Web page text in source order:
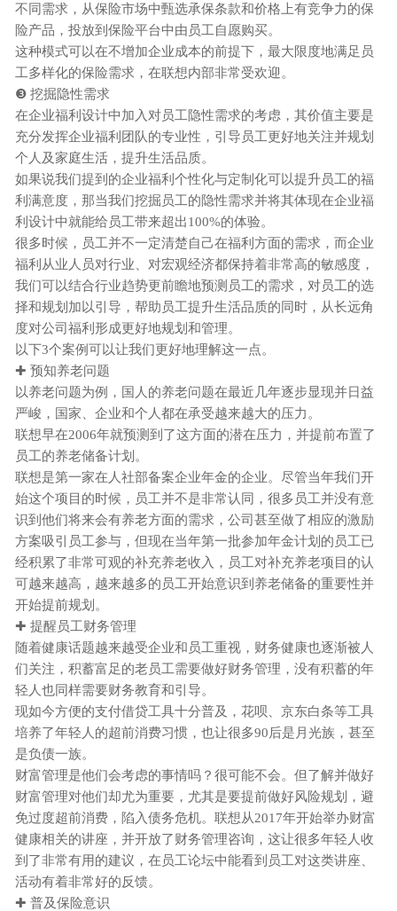
不同需求，从保险市场中甄选承保条款和价格上有竞争力的保
险产品，投放到保险平台中由员工自愿购买。
这种模式可以在不增加企业成本的前提下，最大限度地满足员
工多样化的保险需求，在联想内部非常受欢迎。
❸ 挖掘隐性需求
在企业福利设计中加入对员工隐性需求的考虑，其价值主要是
充分发挥企业福利团队的专业性，引导员工更好地关注并规划
个人及家庭生活，提升生活品质。
如果说我们提到的企业福利个性化与定制化可以提升员工的福
利满意度，那当我们挖掘员工的隐性需求并将其体现在企业福
利设计中就能给员工带来超出100%的体验。
很多时候，员工并不一定清楚自己在福利方面的需求，而企业
福利从业人员对行业、对宏观经济都保持着非常高的敏感度，
我们可以结合行业趋势更前瞻地预测员工的需求，对员工的选
择和规划加以引导，帮助员工提升生活品质的同时，从长远角
度对公司福利形成更好地规划和管理。
以下3个案例可以让我们更好地理解这一点。
✚ 预知养老问题
以养老问题为例，国人的养老问题在最近几年逐步显现并日益
严峻，国家、企业和个人都在承受越来越大的压力。
联想早在2006年就预测到了这方面的潜在压力，并提前布置了
员工的养老储备计划。
联想是第一家在人社部备案企业年金的企业。尽管当年我们开
始这个项目的时候，员工并不是非常认同，很多员工并没有意
识到他们将来会有养老方面的需求，公司甚至做了相应的激励
方案吸引员工参与，但现在当年第一批参加年金计划的员工已
经积累了非常可观的补充养老收入，员工对补充养老项目的认
可越来越高，越来越多的员工开始意识到养老储备的重要性并
开始提前规划。
✚ 提醒员工财务管理
随着健康话题越来越受企业和员工重视，财务健康也逐渐被人
们关注，积蓄富足的老员工需要做好财务管理，没有积蓄的年
轻人也同样需要财务教育和引导。
现如今方便的支付借贷工具十分普及，花呗、京东白条等工具
培养了年轻人的超前消费习惯，也让很多90后是月光族，甚至
是负债一族。
财富管理是他们会考虑的事情吗？很可能不会。但了解并做好
财富管理对他们却尤为重要，尤其是要提前做好风险规划，避
免过度超前消费，陷入债务危机。联想从2017年开始举办财富
健康相关的讲座，并开放了财务管理咨询，这让很多年轻人收
到了非常有用的建议，在员工论坛中能看到员工对这类讲座、
活动有着非常好的反馈。
✚ 普及保险意识